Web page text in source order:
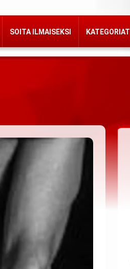
SOITA ILMAISEKSI KATEGORIAT